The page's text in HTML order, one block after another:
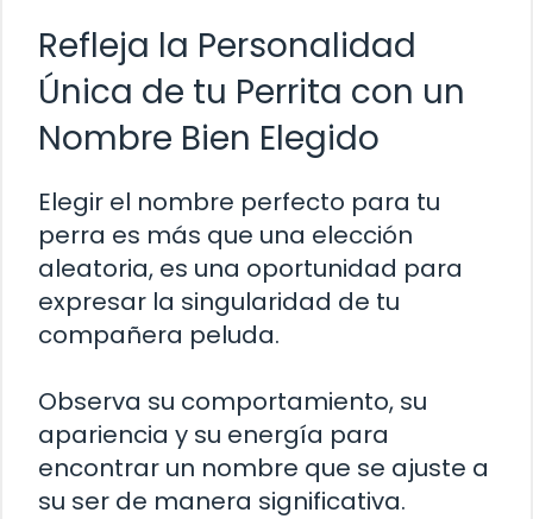
Refleja la Personalidad
Única de tu Perrita con un
Nombre Bien Elegido
Elegir el nombre perfecto para tu
perra es más que una elección
aleatoria, es una oportunidad para
expresar la singularidad de tu
compañera peluda.
Observa su comportamiento, su
apariencia y su energía para
encontrar un nombre que se ajuste a
su ser de manera significativa.